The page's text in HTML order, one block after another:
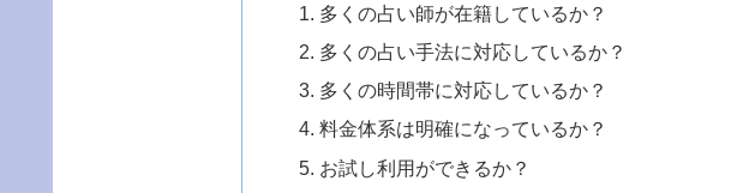
多くの占い師が在籍しているか？
多くの占い手法に対応しているか？
多くの時間帯に対応しているか？
料金体系は明確になっているか？
お試し利用ができるか？